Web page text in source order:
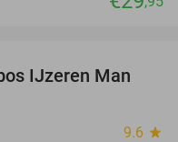
29%
IJzeren Man
9.6 star